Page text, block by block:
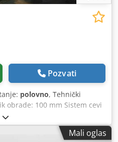
Pozvati
polovno, Tehnički
obrade: 100 mm Sistem cevi
130 mm Zapremina protoka
Nm³/h m³/h Tip filtera
snaga: 2,2 kV Težina
Mali oglas